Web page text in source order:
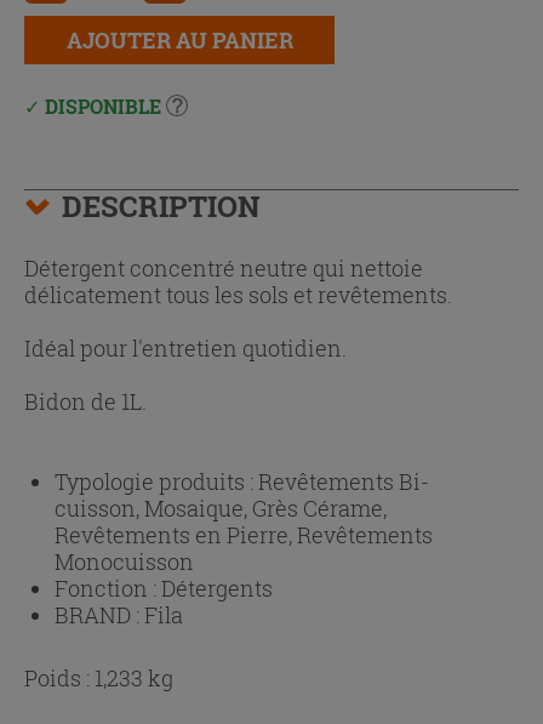
AJOUTER AU PANIER
DISPONIBLE
DESCRIPTION
Détergent concentré neutre qui nettoie
délicatement tous les sols et revêtements.
Idéal pour l'entretien quotidien.
Bidon de 1L.
Typologie produits :Revêtements Bi-
cuisson, Mosaique, Grès Cérame,
Revêtements en Pierre, Revêtements
Monocuisson
Fonction :Détergents
BRAND :Fila
Poids : 1,233 kg